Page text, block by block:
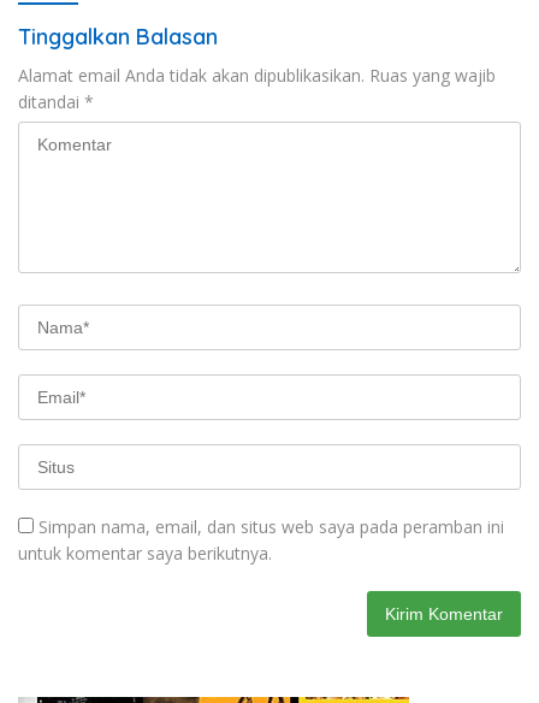
Tinggalkan Balasan
Alamat email Anda tidak akan dipublikasikan. Ruas yang wajib
ditandai *
Simpan nama, email, dan situs web saya pada peramban ini
untuk komentar saya berikutnya.